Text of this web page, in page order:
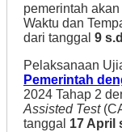
pemerintah
Waktu dan
dari tanggal 9
Pelaksanaan
Pemerintah
2024 Tahap 2
Assisted Test
tanggal 17 April